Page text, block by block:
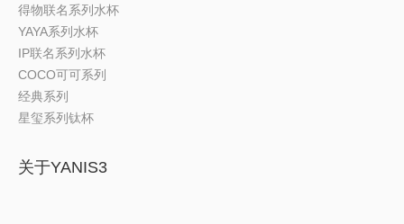
得物联名系列水杯
YAYA系列水杯
IP联名系列水杯
COCO可可系列
经典系列
星玺系列钛杯
关于YANIS3